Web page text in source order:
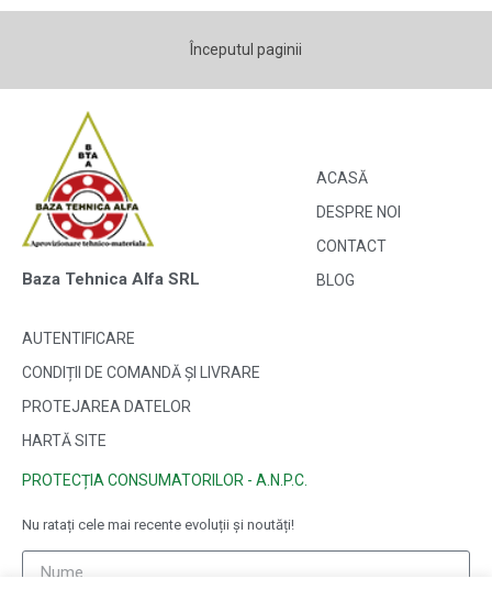
Începutul paginii
Baza Tehnica Alfa SRL
ACASĂ
DESPRE NOI
CONTACT
BLOG
AUTENTIFICARE
CONDIȚII DE COMANDĂ ȘI LIVRARE
PROTEJAREA DATELOR
HARTĂ SITE
PROTECȚIA CONSUMATORILOR - A.N.P.C.
Nu ratați cele mai recente evoluții și noutăți!